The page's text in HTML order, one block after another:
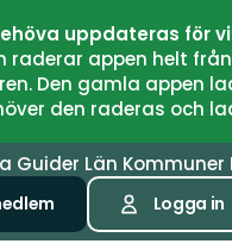
uppdateras för
raderar appen helt
Den gamla
den raderas och
Guider Län Kommuner
Logga in